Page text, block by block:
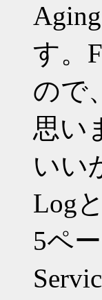
す。
ので
思い
いい
Log
5ペ